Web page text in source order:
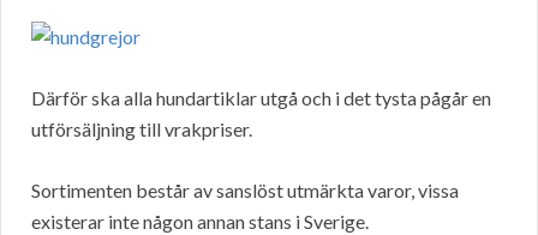
Därför ska alla hundartiklar utgå och i det tysta pågår en
utförsäljning till vrakpriser.
Sortimenten består av sanslöst utmärkta varor, vissa
existerar inte någon annan stans i Sverige.